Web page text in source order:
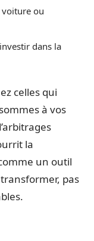
voiture ou
dans la
celles qui
à vos
la
un outil
pas